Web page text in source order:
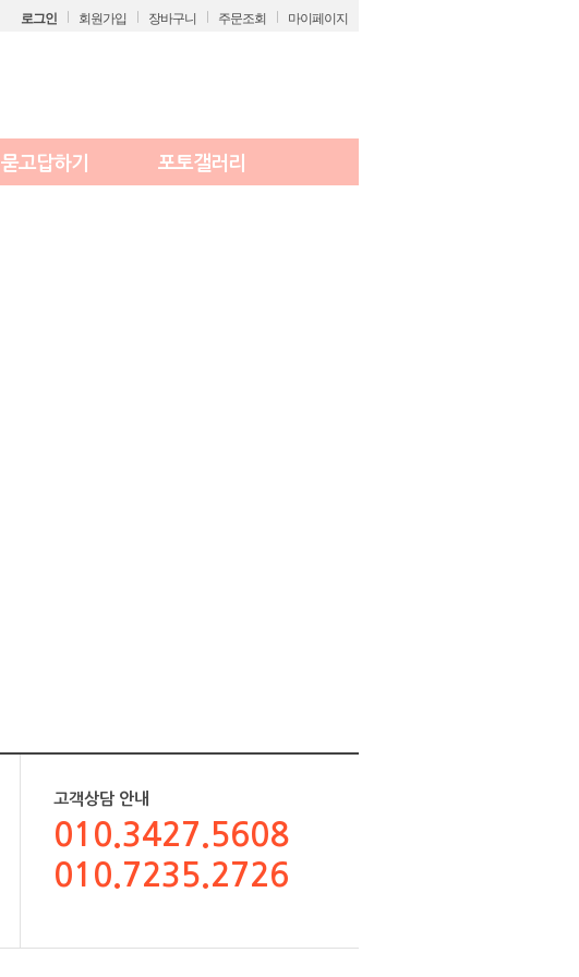
로그인 회원가입 장바구니 주문조회 마이페이지
묻고답하기 포토갤러리
고객상담 안내
010.3427.5608
010.7235.2726